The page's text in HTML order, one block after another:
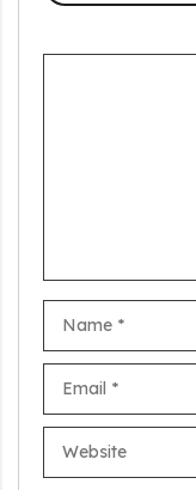
Stand Up India
वालों के लिए वरदान